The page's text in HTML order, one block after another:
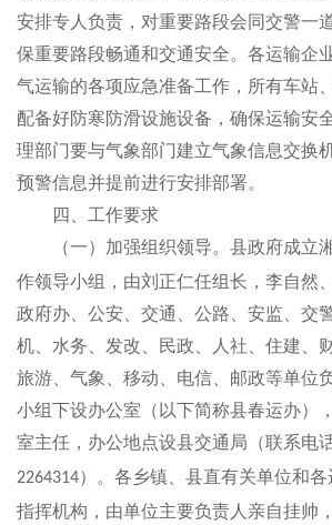
安排专人负责，对重要路段会同交警一
保重要路段畅通和交通安全。各运输企
气运输的各项应急准备工作，所有车站
配备好防寒防滑设施设备，确保运输安
理部门要与气象部门建立气象信息交换
预警信息并提前进行安排部署。
四、工作要求
（一）加强组织领导。县政府成立
作领导小组，由刘正仁任组长，李自然
政府办、公安、交通、公路、安监、交
机、水务、发改、民政、人社、住建、
旅游、气象、移动、电信、邮政等单位
小组下设办公室（以下简称县春运办）
室主任，办公地点设县交通局（联系电
2264314）。各乡镇、县直有关单位和
指挥机构，由单位主要负责人亲自挂帅